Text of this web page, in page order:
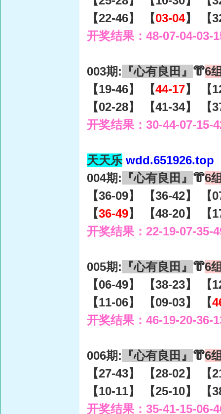
【22-46】 【03-04】 【
开奖结果：48-07-04-03-
003期: 『心有良田』 👘6
【19-46】 【44-17】 【
【02-28】 【41-34】 【
开奖结果：30-44-07-15-
天天乐 wdd.651926.top
004期: 『心有良田』 👘6
【36-09】 【36-42】 【
【36-49】 【48-20】 【
开奖结果：22-19-07-35-
005期: 『心有良田』 👘6
【06-49】 【38-23】 【
【11-06】 【09-03】 【
开奖结果：46-19-20-36-
006期: 『心有良田』 👘6
【27-43】 【28-02】 【
【10-11】 【25-10】 【
开奖结果：35-41-15-06-